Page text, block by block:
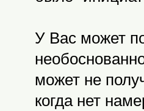
У Вас может
может не
когда нет